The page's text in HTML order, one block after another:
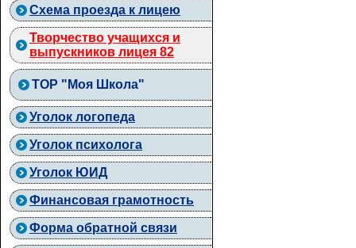
Схема проезда к лицею
Творчество учащихся и
выпускников лицея 82
ТОР "Моя Школа"
Уголок логопеда
Уголок психолога
Уголок ЮИД
Финансовая грамотность
Форма обратной связи